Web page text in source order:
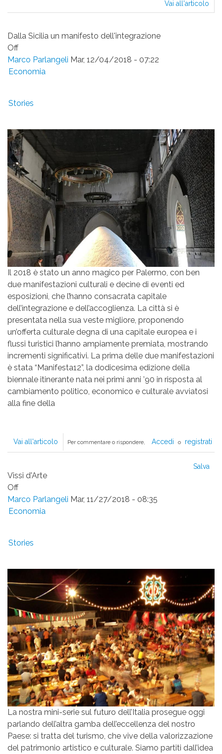
Vai all'articolo
Dalla Sicilia un manifesto dell'integrazione
Off
Marco Parlangeli Mar, 12/04/2018 - 07:22
Economia
Stories
Il 2018 è stato un anno magico per Palermo, con ben
due manifestazioni culturali e decine di eventi ed
esposizioni, che l’hanno consacrata capitale
dell’integrazione e dell’accoglienza. La città si è
presentata nella sua veste migliore, proponendo
un’offerta culturale degna di una capitale europea e i
flussi turistici l’hanno ampiamente premiata, mostrando
incrementi significativi. La prima delle due manifestazioni
è stata “Manifesta12”, la dodicesima edizione della
biennale itinerante nata nei primi anni ’90 in risposta al
cambiamento politico, economico e culturale avviatosi
alla fine della
Vai all'articolo Dalla
Sicilia
Per commentare o rispondere, Accedi o registrati
Salva
Vissi d'Arte
Off
Marco Parlangeli Mar, 11/27/2018 - 08:35
Economia
Stories
La nostra mini-serie sul futuro dell’Italia prosegue oggi
parlando dell’altra gamba dell’eccellenza del nostro
Paese: si tratta del turismo, che vive della valorizzazione
del patrimonio artistico e culturale. Siamo partiti dall’idea